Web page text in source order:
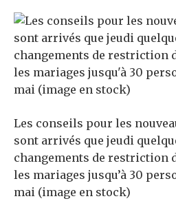
Les conseils pour les
sont arrivés que jeudi
changements de restriction
les mariages jusqu’à 30
mai (image en stock)